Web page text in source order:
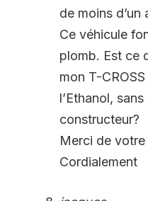
de moins d’un
Ce véhicule
plomb. Est ce
mon T-
l’Ethanol,
constructeur?
Merci de
Cordialement